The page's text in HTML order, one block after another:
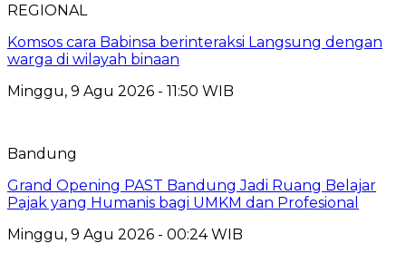
REGIONAL
Komsos cara Babinsa berinteraksi Langsung dengan
warga di wilayah binaan
Minggu, 9 Agu 2026 - 11:50 WIB
Bandung
Grand Opening PAST Bandung Jadi Ruang Belajar
Pajak yang Humanis bagi UMKM dan Profesional
Minggu, 9 Agu 2026 - 00:24 WIB